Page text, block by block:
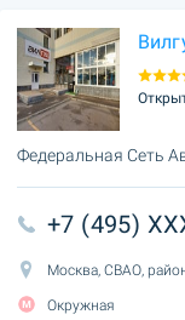
Федеральная Сеть
+7 (495)
Москва, СВАО,
Окружная